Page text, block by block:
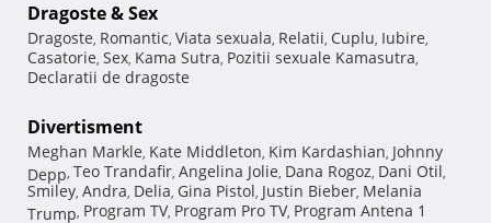
Dragoste & Sex
Dragoste, Romantic, Viata sexuala, Relatii, Cuplu, Iubire,
Casatorie, Sex, Kama Sutra, Pozitii sexuale Kamasutra,
Declaratii de dragoste
Divertisment
Meghan Markle, Kate Middleton, Kim Kardashian, Johnny
Depp, Teo Trandafir, Angelina Jolie, Dana Rogoz, Dani Otil,
Smiley, Andra, Delia, Gina Pistol, Justin Bieber, Melania
Trump, Program TV, Program Pro TV, Program Antena 1